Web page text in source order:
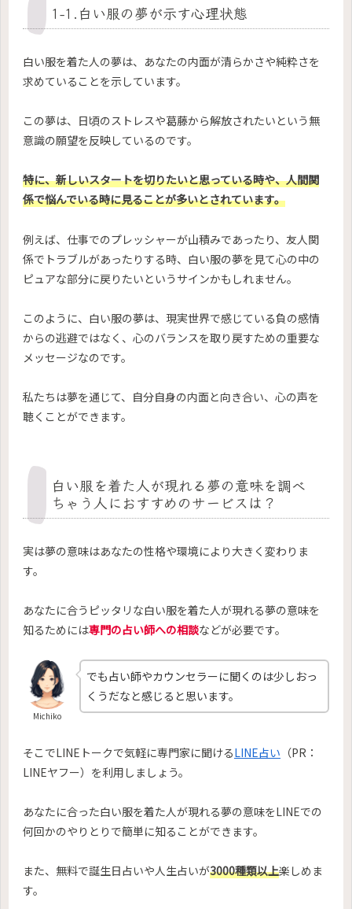
1-1.白い服の夢が示す心理状態
白い服を着た人の夢は、あなたの内面が清らかさや純粋さを
求めていることを示しています。
この夢は、日頃のストレスや葛藤から解放されたいという無
意識の願望を反映しているのです。
特に、新しいスタートを切りたいと思っている時や、人間関
係で悩んでいる時に見ることが多いとされています。
例えば、仕事でのプレッシャーが山積みであったり、友人関
係でトラブルがあったりする時、白い服の夢を見て心の中の
ピュアな部分に戻りたいというサインかもしれません。
このように、白い服の夢は、現実世界で感じている負の感情
からの逃避ではなく、心のバランスを取り戻すための重要な
メッセージなのです。
私たちは夢を通じて、自分自身の内面と向き合い、心の声を
聴くことができます。
白い服を着た人が現れる夢の意味を調べ
ちゃう人におすすめのサービスは？
実は夢の意味はあなたの性格や環境により大きく変わりま
す。
あなたに合うピッタリな白い服を着た人が現れる夢の意味を
知るためには専門の占い師への相談などが必要です。
Michiko
でも占い師やカウンセラーに聞くのは少しおっ
くうだなと感じると思います。
そこでLINEトークで気軽に専門家に聞けるLINE占い （PR：
LINEヤフー）を利用しましょう。
あなたに合った白い服を着た人が現れる夢の意味をLINEでの
何回かのやりとりで簡単に知ることができます。
また、無料で誕生日占いや人生占いが3000種類以上楽しめま
す。